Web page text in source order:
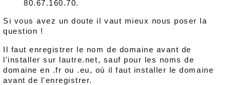
80.67.160.70.
Si vous avez un doute il vaut mieux nous poser la
question !
Il faut enregistrer le nom de domaine avant de
l'installer sur lautre.net, sauf pour les noms de
domaine en .fr ou .eu, où il faut installer le domaine
avant de l'enregistrer.